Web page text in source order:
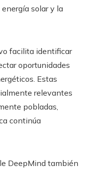
solar y la
facilita identificar
oportunidades
Estas
relevantes
pobladas,
continúa
DeepMind también